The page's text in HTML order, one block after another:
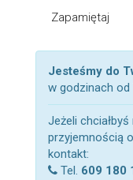
Zapamiętaj
Jesteśmy do
w godzinach od
Jeżeli
przyjemnością
kontakt:
Tel. 609 180